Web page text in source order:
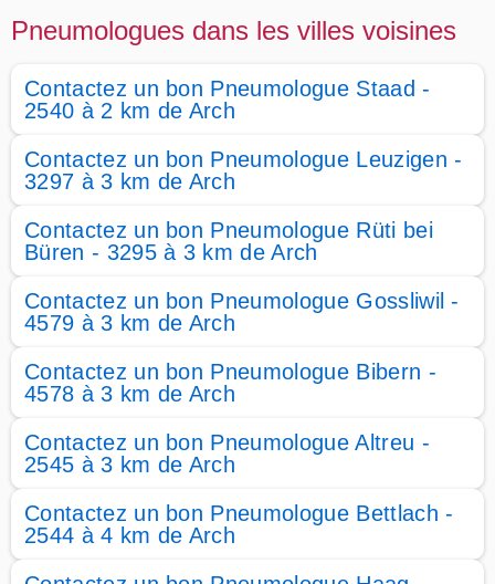
Pneumologues dans les villes voisines
Contactez un bon Pneumologue Staad -
2540 à 2 km de Arch
Contactez un bon Pneumologue Leuzigen -
3297 à 3 km de Arch
Contactez un bon Pneumologue Rüti bei
Büren - 3295 à 3 km de Arch
Contactez un bon Pneumologue Gossliwil -
4579 à 3 km de Arch
Contactez un bon Pneumologue Bibern -
4578 à 3 km de Arch
Contactez un bon Pneumologue Altreu -
2545 à 3 km de Arch
Contactez un bon Pneumologue Bettlach -
2544 à 4 km de Arch